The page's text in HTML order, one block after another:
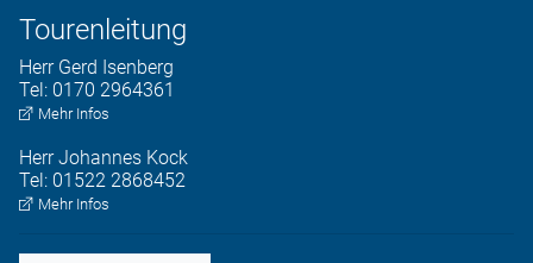
Tourenleitung
Herr Gerd Isenberg
Tel: 0170 2964361
Mehr Infos
Herr Johannes Kock
Tel: 01522 2868452
Mehr Infos